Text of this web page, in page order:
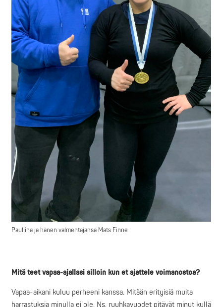
Pauliina ja hänen valmentajansa Mats Finne
Mitä teet vapaa-ajallasi silloin kun et ajattele voimanostoa?
Vapaa-aikani kuluu perheeni kanssa. Mitään erityisiä muita
harrastuksia minulla ei ole. Ns. ruuhkavuodet pitävät minut kyllä